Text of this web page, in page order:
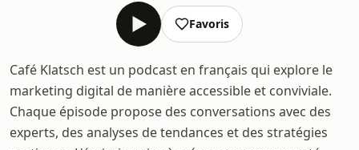
Favoris
Café Klatsch est un podcast en français qui explore le
marketing digital de manière accessible et conviviale.
Chaque épisode propose des conversations avec des
experts, des analyses de tendances et des stratégies